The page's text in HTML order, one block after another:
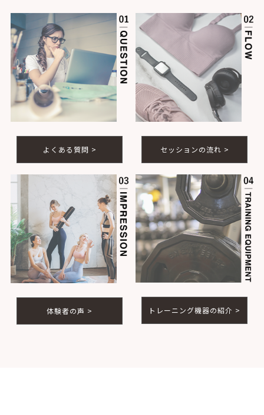
よくある質問 > セッションの流れ >
体験者の声 > トレーニング機器の紹介 >